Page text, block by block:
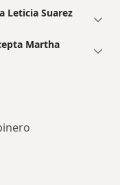
Leticia Suarez
Martha